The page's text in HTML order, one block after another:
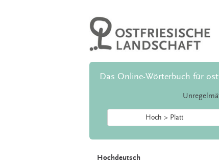
Das Online-Wörterbuch für
Hoch > Platt
Hochdeutsch